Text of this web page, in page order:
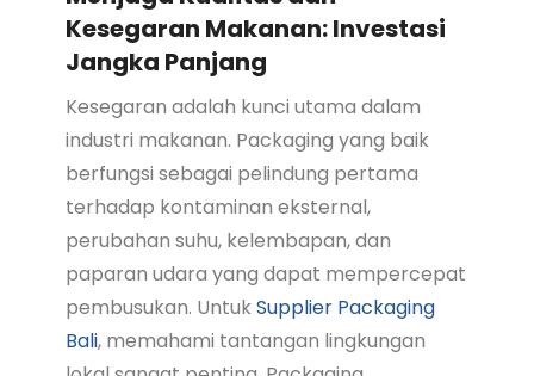
Kesegaran Makanan: Investasi
Jangka Panjang
Kesegaran adalah kunci utama dalam
industri makanan. Packaging yang baik
berfungsi sebagai pelindung pertama
terhadap kontaminan eksternal,
perubahan suhu, kelembapan, dan
paparan udara yang dapat mempercepat
pembusukan. UntukSupplier Packaging
Bali, memahami tantangan lingkungan